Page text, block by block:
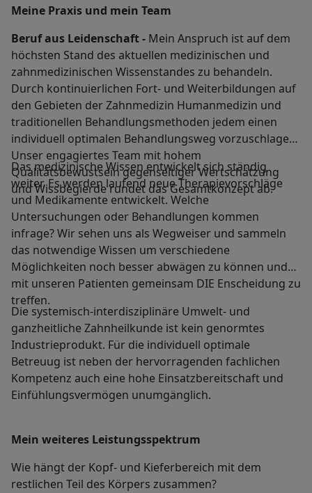
Meine Praxis und mein Team
Beruf aus Leidenschaft - Mein Anspruch ist auf dem
höchsten Stand des aktuellen medizinischen und
zahnmedizinischen Wissenstandes zu behandeln.
Durch kontinuierlichen Fort- und Weiterbildungen auf
den Gebieten der Zahnmedizin Humanmedizin und
traditionellen Behandlungsmethoden jedem einen
individuell optimalen Behandlungsweg vorzuschlagen.
Unser engagiertes Team mit hohem
Qualitätsbewustsein gegenseitiger Wertschätzung
und Wissbegierde rundet das Gesamtkonzept ab.
Das medizinische Wissen entwickelt sich ständig
weiter. Es werden laufend neue Therapievorschläge
und Medikamente entwickelt. Welche
Untersuchungen oder Behandlungen kommen
infrage? Wir sehen uns als Wegweiser und sammeln
das notwendige Wissen um verschiedene
Möglichkeiten noch besser abwägen zu können und
mit unseren Patienten gemeinsam DIE Enscheidung zu
treffen.
Die systemisch-interdisziplinäre Umwelt- und
ganzheitliche Zahnheilkunde ist kein genormtes
Industrieprodukt. Für die individuell optimale
Betreuug ist neben der hervorragenden fachlichen
Kompetenz auch eine hohe Einsatzbereitschaft und
Einfühlungsvermögen unumgänglich.
Mein weiteres Leistungs­spektrum
Wie hängt der Kopf- und Kieferbereich mit dem
restlichen Teil des Körpers zusammen?